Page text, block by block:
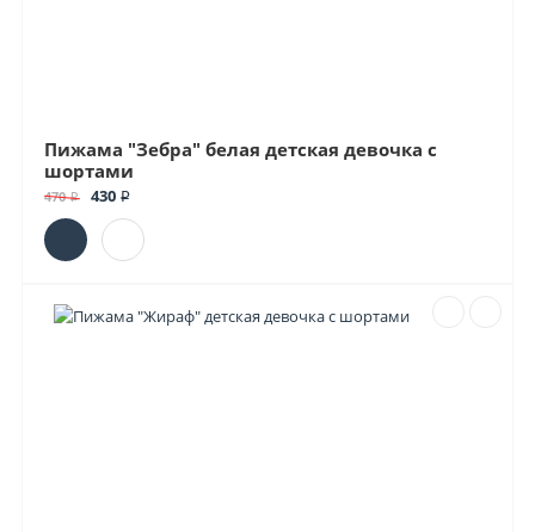
Пижама "Зебра" белая детская девочка с
шортами
470 ₽ 430 ₽